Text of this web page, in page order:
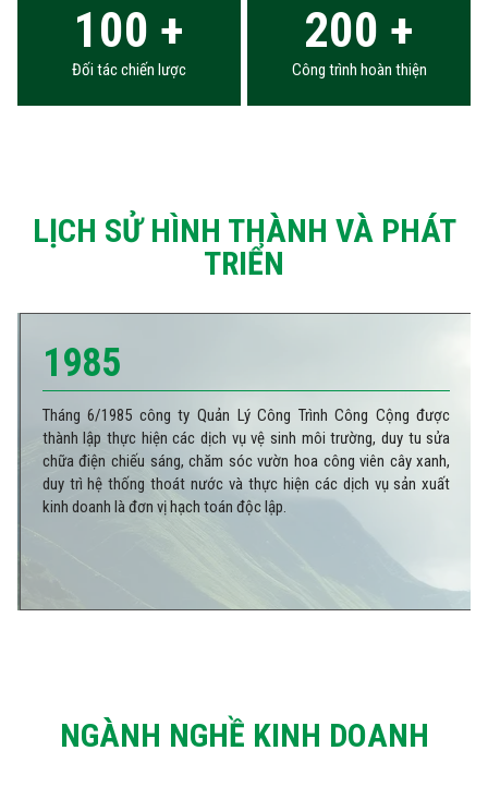
100 +
Đối tác chiến lược
200 +
Công trình hoàn thiện
LỊCH SỬ HÌNH THÀNH VÀ PHÁT
TRIỂN
1985
Tháng 6/1985 công ty Quản Lý Công Trình Công Cộng được
thành lập thực hiện các dịch vụ vệ sinh môi trường, duy tu sửa
chữa điện chiếu sáng, chăm sóc vườn hoa công viên cây xanh,
duy trì hệ thống thoát nước và thực hiện các dịch vụ sản xuất
kinh doanh là đơn vị hạch toán độc lập.
NGÀNH NGHỀ KINH DOANH